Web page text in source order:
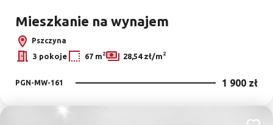
Mieszkanie na wynajem
Pszczyna
3 pokoje 67 m2 28,54 zł/m2
PGN-MW-161 1 900 zł